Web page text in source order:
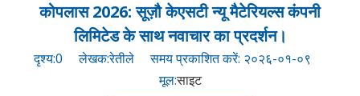
कोपलास 2026: सूज़ौ केएसटी न्यू मैटेरियल्स कंपनी
लिमिटेड के साथ नवाचार का प्रदर्शन।
दृश्य:0 लेखक:रेतीले समय प्रकाशित करें: २०२६-०१-०९
मूल:साइट